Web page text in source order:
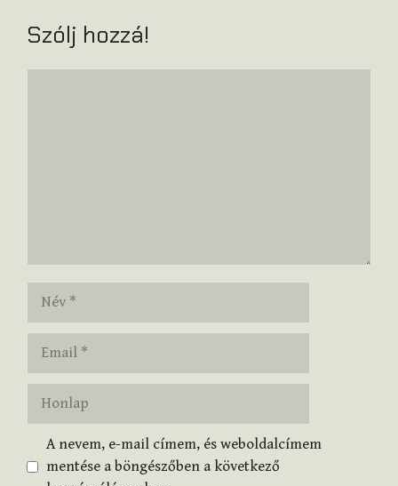
Szólj hozzá!
Honlap
A nevem, e-mail címem, és weboldalcímem
mentése a böngészőben a következő